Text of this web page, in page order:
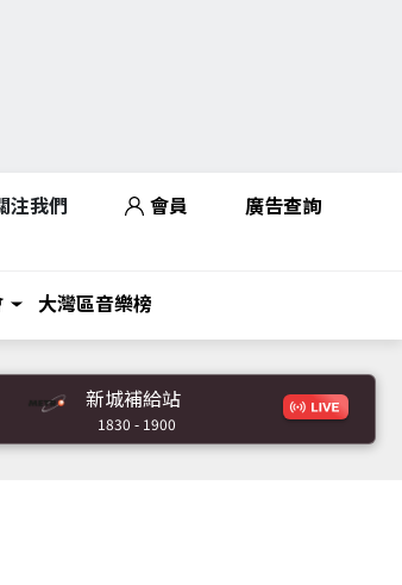
注我們 會員 廣告查詢
大灣區音樂榜
新城補給站
1830 - 1900